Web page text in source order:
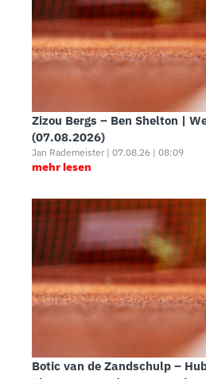
Zizou Bergs – Ben Shelton |
(07.08.2026)
Jan Rademeister | 07.08.26 | 08:09
mehr lesen
Botic van de Zandschulp –